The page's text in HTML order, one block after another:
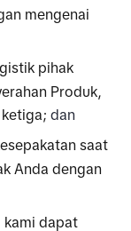
mengenai
pihak
Produk,
ketiga; dan
saat
Anda dengan
kami dapat